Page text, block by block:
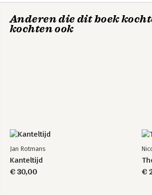
Anderen die dit boek
kochten ook
Jan Rotmans
Kanteltijd
€ 30,00
€